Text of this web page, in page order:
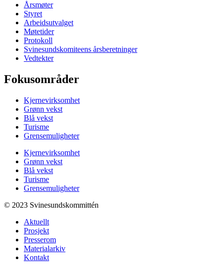
Årsmøter
Styret
Arbeidsutvalget
Møtetider
Protokoll
Svinesundskomiteens årsberetninger
Vedtekter
Fokusområder
Kjernevirksomhet
Grønn vekst
Blå vekst
Turisme
Grensemuligheter
Kjernevirksomhet
Grønn vekst
Blå vekst
Turisme
Grensemuligheter
© 2023 Svinesundskommittén
Aktuellt
Prosjekt
Presserom
Materialarkiv
Kontakt